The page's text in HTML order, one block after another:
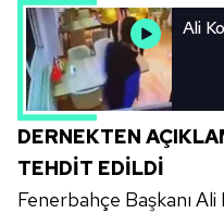
Ali
DERNEKTEN
TEHDİT EDİLDİ
Fenerbahçe Başkanı